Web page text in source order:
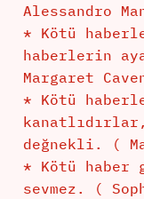
Alessandro
* Kötü
haberlerin
Margaret
* Kötü
değnekli. (
* Kötü haber
sevmez. (